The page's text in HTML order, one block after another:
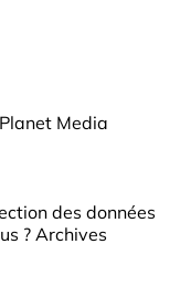
Media
des données
? Archives